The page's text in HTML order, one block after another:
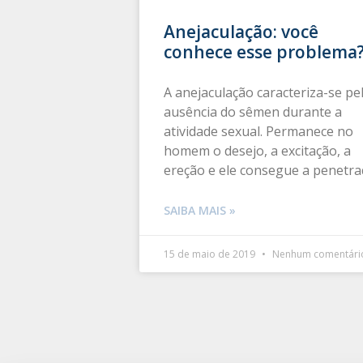
Anejaculação: você
conhece esse
A anejaculação caracteriza-se
ausência do sêmen durante a
atividade sexual. Permanece no
homem o desejo, a excitação, a
ereção e ele consegue a
SAIBA MAIS »
15 de maio de 2019 Nenhum